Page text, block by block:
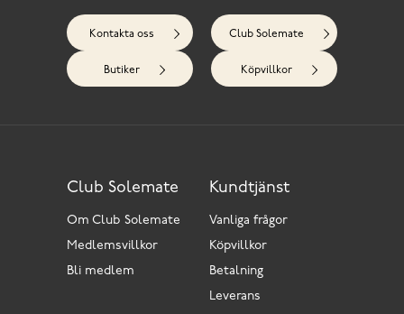
Kontakta oss Club Solemate
Butiker Köpvillkor
Kundtjänst
Vanliga frågor
Köpvillkor
Betalning
Leverans
Club Solemate
Om Club Solemate
Medlemsvillkor
Bli medlem